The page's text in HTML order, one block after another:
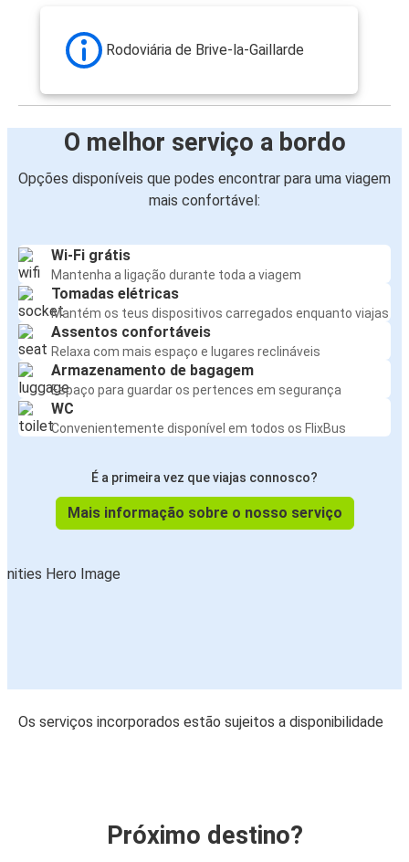
Rodoviária de Brive-la-Gaillarde
O melhor serviço a bordo
Opções disponíveis que podes encontrar para uma viagem
mais confortável:
Wi-Fi grátis
Mantenha a ligação durante toda a viagem
Tomadas elétricas
Mantém os teus dispositivos carregados enquanto viajas
Assentos confortáveis
Relaxa com mais espaço e lugares reclináveis
Armazenamento de bagagem
Espaço para guardar os pertences em segurança
WC
Convenientemente disponível em todos os FlixBus
É a primeira vez que viajas connosco?
Mais informação sobre o nosso serviço
Os serviços incorporados estão sujeitos a disponibilidade
Próximo destino?